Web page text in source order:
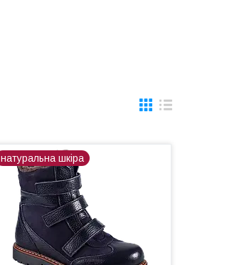
натуральна шкіра